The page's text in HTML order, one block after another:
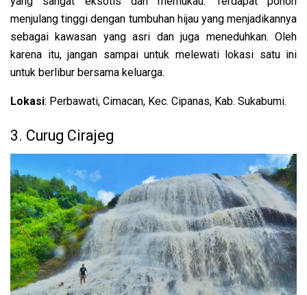
menjulang tinggi dengan tumbuhan hijau yang menjadikannya
sebagai kawasan yang asri dan juga meneduhkan. Oleh
karena itu, jangan sampai untuk melewati lokasi satu ini
untuk berlibur bersama keluarga.
Lokasi: Perbawati, Cimacan, Kec. Cipanas, Kab. Sukabumi.
3. Curug Cirajeg